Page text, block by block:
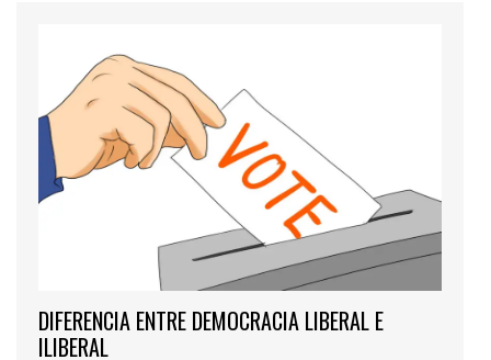
DIFERENCIA ENTRE DEMOCRACIA LIBERAL E
ILIBERAL